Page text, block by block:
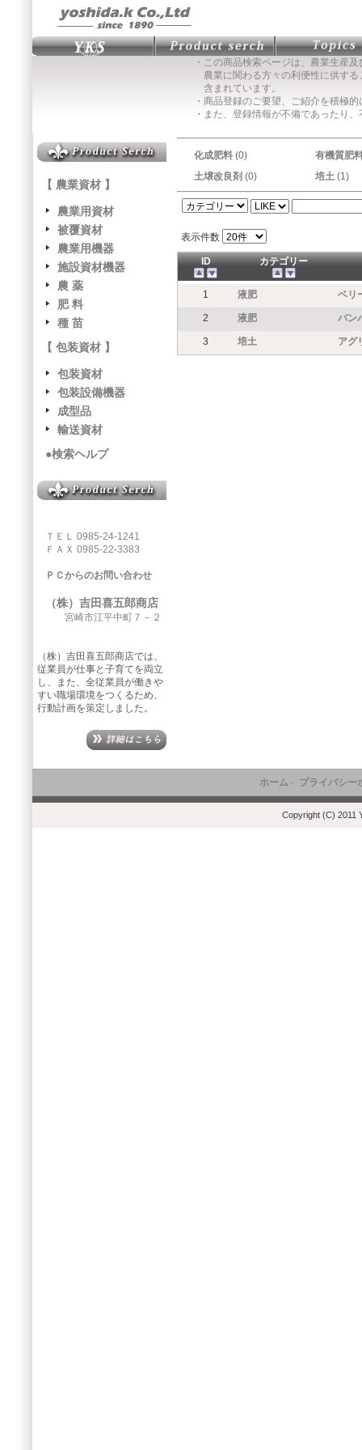
・この商品検索ページは、農業生産
農業に関わる方々の利便性に供する
含まれています。
・商品登録のご要望、ご紹介を積極
・また、登録情報が不備であったり
【 農業資材 】
農業用資材
被覆資材
農業用機器
施設資材機器
農 薬
肥 料
種 苗
【 包装資材 】
包装資材
包装設備機器
成型品
輸送資材
●検索ヘルプ
ＴＥＬ 0985-24-1241
ＦＡＸ 0985-22-3383
ＰＣからのお問い合わせ
（株）吉田喜五郎商店
宮崎市江平中町７－２
（株）吉田喜五郎商店では、
従業員が仕事と子育てを両立
し、また、全従業員が働きや
すい職場環境をつくるため、
行動計画を策定しました。
化成肥料 (0)
有機質肥
土壌改良剤 (0) 培土(1)
表示件数
ID カテゴリー
1 液肥 ベリ
2 液肥 バン
3 培土 アグ
ホーム- プライバシー
Copyright (C) 2011